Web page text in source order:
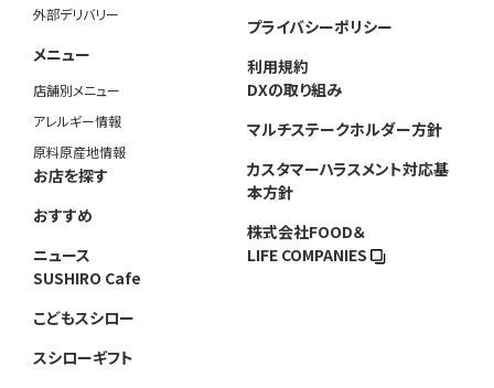
外部デリバリー
メニュー
店舗別メニュー
アレルギー情報
原料原産地情報
お店を探す
おすすめ
ニュース
SUSHIRO Cafe
こどもスシロー
スシローギフト
プライバシーポリシー
利用規約
DXの取り組み
マルチステークホルダー方針
カスタマーハラスメント対応基
本方針
株式会社FOOD＆
LIFE COMPANIES